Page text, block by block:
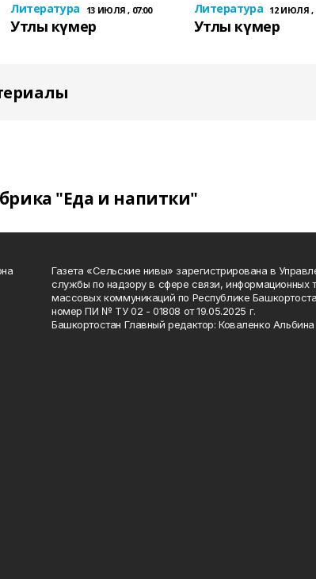
Литература 13 ИЮЛЯ , 07:00
Утлы күмер
Литература 12 ИЮЛЯ ,
Утлы күмер
"Еда и напитки"
Газета «Сельские нивы» зарегистрирована в
службы по надзору в сфере связи, информационных
массовых коммуникаций по Республике
номер ПИ № ТУ 02 - 01808 от 19.05.2025 г.
Башкортостан Главный редактор: Коваленко